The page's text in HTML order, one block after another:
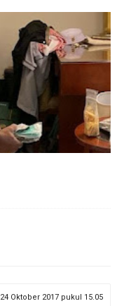
24 Oktober 2017 pukul 15.05